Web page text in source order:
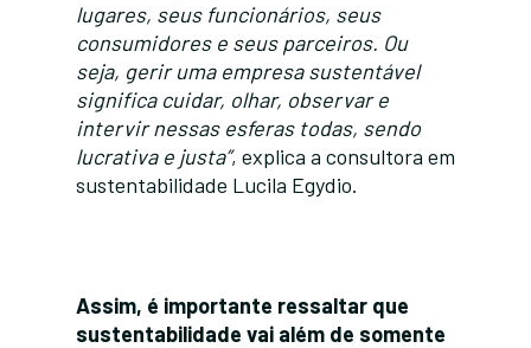
lugares, seus funcionários, seus
consumidores e seus parceiros. Ou
seja, gerir uma empresa sustentável
significa cuidar, olhar, observar e
intervir nessas esferas todas, sendo
lucrativa e justa”, explica a consultora em
sustentabilidade Lucila Egydio.
Assim, é importante ressaltar que
sustentabilidade vai além de somente